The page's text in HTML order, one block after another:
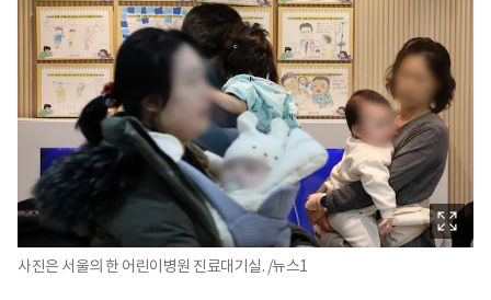
사진은 서울의 한 어린이병원 진료대기실. /뉴스1